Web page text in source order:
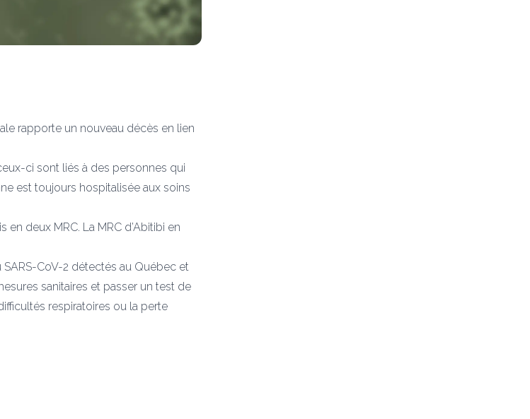
rapporte un nouveau décès en lien
ci sont liés à des personnes qui
est toujours hospitalisée aux soins
deux MRC. La MRC d’Abitibi en
SARS-CoV-2 détectés au Québec et
sanitaires et passer un test de
respiratoires ou la perte